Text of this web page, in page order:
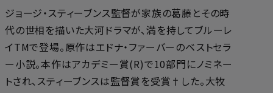
ジョージ・スティーブンス監督が家族の葛藤とその時
代の世相を描いた大河ドラマが、満を持してブルーレ
イTMで登場。原作はエドナ・ファーバーのベストセラ
ー小説。本作はアカデミー賞(R)で10部門にノミネー
トされ、スティーブンスは監督賞を受賞†した。大牧